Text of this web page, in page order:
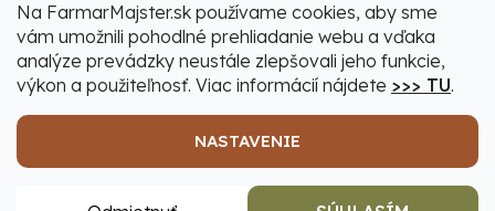
Na FarmarMajster.sk používame cookies, aby sme
vám umožnili pohodlné prehliadanie webu a vďaka
analýze prevádzky neustále zlepšovali jeho funkcie,
výkon a použiteľnosť. Viac informácií nájdete >>> TU.
NASTAVENIE
Upravil Balkys